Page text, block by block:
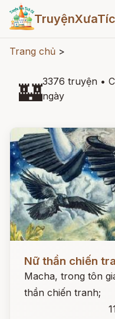
Trang chủ >
🏰3376 truyện •
ngày
Nữ thần chiến
Macha, trong tôn
thần chiến tranh;